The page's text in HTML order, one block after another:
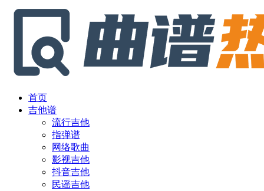
首页
吉他谱
流行吉他
指弹谱
网络歌曲
影视吉他
抖音吉他
民谣吉他